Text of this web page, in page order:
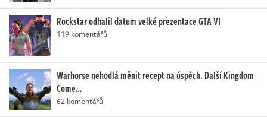
Rockstar odhalil datum velké prezentace GTA VI
119 komentářů
Warhorse nehodlá měnit recept na úspěch. Další Kingdom
Come…
62 komentářů